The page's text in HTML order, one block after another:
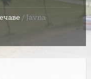
/ Javna